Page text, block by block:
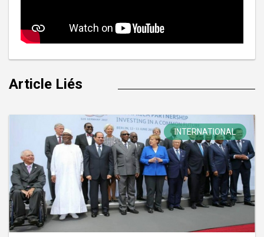
Article Liés
INTERNATIONAL